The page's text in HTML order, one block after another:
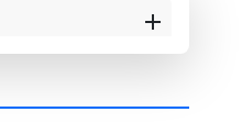
seleccionado.
estándiseñadas para